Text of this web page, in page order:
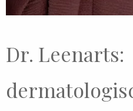
Dr. Leenarts: